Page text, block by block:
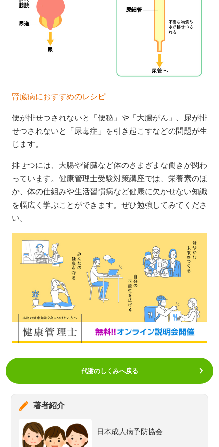
腎臓病におすすめのレシピ
便が排せつされないと「便秘」や「大腸がん」、尿が排
せつされないと「尿毒症」を引き起こすなどの問題が生
じます。
排せつには、大腸や腎臓など体のさまざまな働きが関わ
っています。健康管理士受験対策講座では、栄養素のほ
か、体の仕組みや生活習慣病など健康に欠かせない知識
を幅広く学ぶことができます。ぜひ勉強してみてくださ
い。
代謝のしくみへ戻る
著者紹介
日本成人病予防協会